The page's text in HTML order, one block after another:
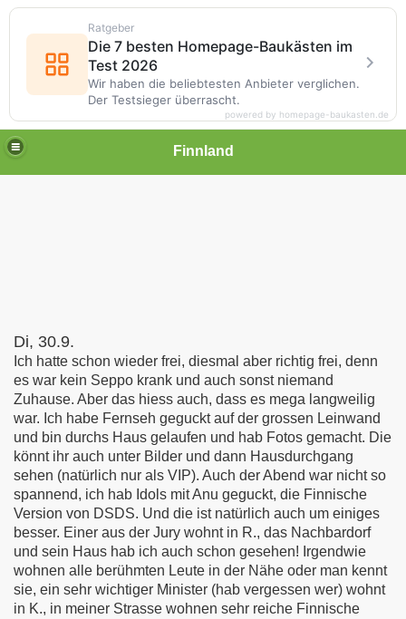
Finnland
Di, 30.9.
Ich hatte schon wieder frei, diesmal aber richtig frei, denn
es war kein Seppo krank und auch sonst niemand
Zuhause. Aber das hiess auch, dass es mega langweilig
war. Ich habe Fernseh geguckt auf der grossen Leinwand
und bin durchs Haus gelaufen und hab Fotos gemacht. Die
könnt ihr auch unter Bilder und dann Hausdurchgang
sehen (natürlich nur als VIP). Auch der Abend war nicht so
spannend, ich hab Idols mit Anu geguckt, die Finnische
Version von DSDS. Und die ist natürlich auch um einiges
besser. Einer aus der Jury wohnt in R., das Nachbardorf
und sein Haus hab ich auch schon gesehen! Irgendwie
wohnen alle berühmten Leute in der Nähe oder man kennt
sie, ein sehr wichtiger Minister (hab vergessen wer) wohnt
in K., in meiner Strasse wohnen sehr reiche Finnische
Ratgeber
Die 7 besten Homepage-Baukästen im
Test 2026
Wir haben die beliebtesten Anbieter verglichen.
Der Testsieger überrascht.
powered by homepage-baukasten.de